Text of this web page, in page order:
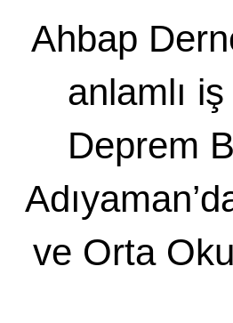
Ahbap
anlamlı
Deprem
ve Orta